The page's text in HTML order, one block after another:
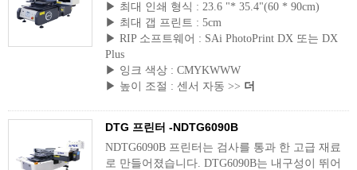
▶ 최대 인쇄 형식 : 23.6 "* 35.4"(60 * 90cm)
▶ 최대 갭 프린트 : 5cm
▶ RIP 소프트웨어 : SAi PhotoPrint DX 또는 DX
Plus
▶ 잉크 색상 : CMYKWWW
▶ 높이 조절 : 센서 자동 >> 더
DTG 프린터 -NDTG6090B
NDTG6090B 프린터는 검사를 통과 한 고급 재료
로 만들어졌습니다. DTG6090B는 내구성이 뛰어